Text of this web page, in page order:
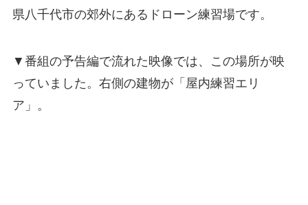
県八千代市の郊外にあるドローン練習場です。
▼番組の予告編で流れた映像では、この場所が映
っていました。右側の建物が「屋内練習エリ
ア」。